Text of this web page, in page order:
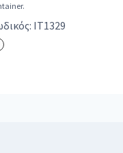
IT1329